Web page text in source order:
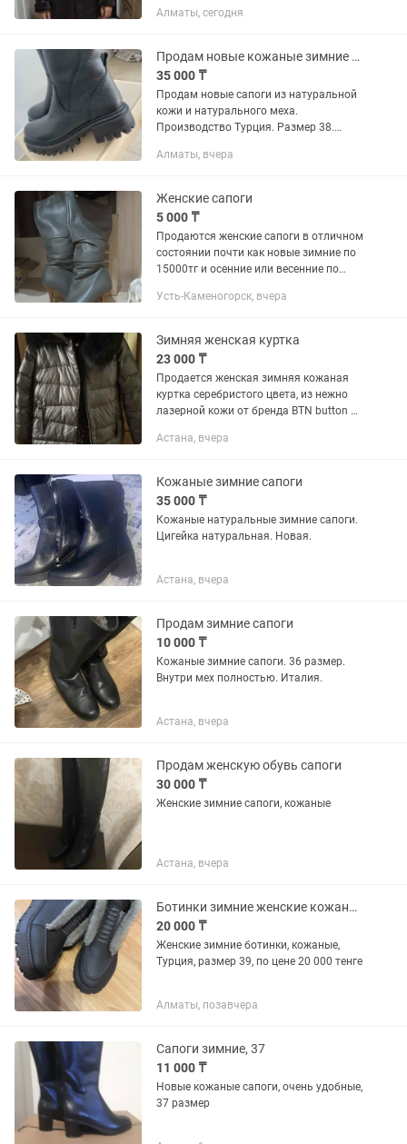
Алматы, сегодня
Продам новые кожаные зимние сапоги
35 000 ₸
Продам новые сапоги из натуральной
кожи и натурального меха.
Производство Турция. Размер 38.
Алматы, вчера
Женские сапоги
5 000 ₸
Продаются женские сапоги в отличном
состоянии почти как новые зимние по
15000тг и осенние или весенние по
кожаные. Размеры от 35-36.
Усть-Каменогорск, вчера
Зимняя женская куртка
23 000 ₸
Продается женская зимняя кожаная
куртка серебристого цвета, из нежно
лазерной кожи от бренда BTN button в
Приобретала в прошлом году в
Астана, вчера
Кожаные зимние сапоги
35 000 ₸
Кожаные натуральные зимние сапоги.
Цигейка натуральная. Новая.
Астана, вчера
Продам зимние сапоги
10 000 ₸
Кожаные зимние сапоги. 36 размер.
Внутри мех полностью. Италия.
Астана, вчера
Продам женскую обувь сапоги
30 000 ₸
Женские зимние сапоги, кожаные
Астана, вчера
Ботинки зимние женские кожаные 39 размер
20 000 ₸
Женские зимние ботинки, кожаные,
Турция, размер 39, по цене 20 000 тенге
Алматы, позавчера
Сапоги зимние, 37
11 000 ₸
Новые кожаные сапоги, очень удобные,
37 размер